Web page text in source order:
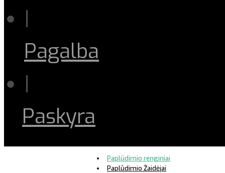
|
Pagalba
|
Paskyra
Paplūdimio renginiai
Paplūdimio Žaidėjai